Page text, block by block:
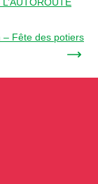
– Fête des potiers
→